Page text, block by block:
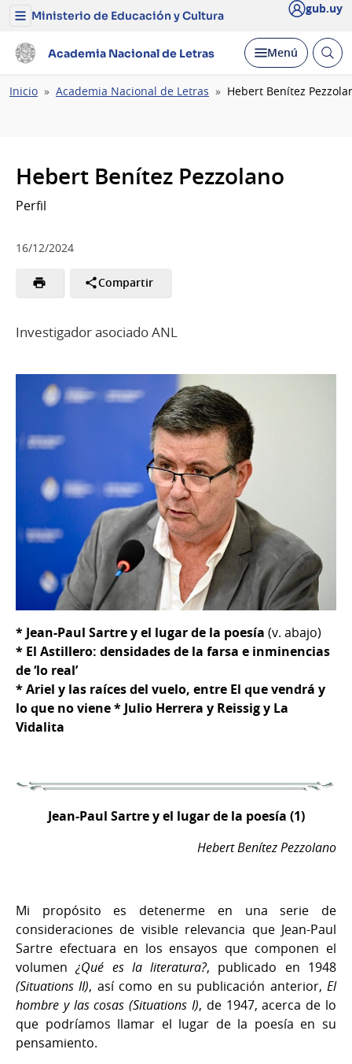
Menú
Ministerio
de
y
Cultura
Ministerio de Educación y Cultura gub.uy
Academia Nacional de Letras Desplegar
Menú Abrir
Ruta
Inicio Academia Nacional de Letras Hebert Benítez
Hebert Benítez Pezzolano
Perfil
16/12/2024
Compartir
Investigador asociado ANL
* Jean-Paul Sartre y el lugar de la poesía (v. abajo)
* El Astillero: densidades de la farsa e inminencias
de ‘lo real’
* Ariel y las raíces del vuelo, entre El que vendrá y
lo que no viene * Julio Herrera y Reissig y La
Vidalita
Jean-Paul Sartre y el lugar de la poesía (1)
Hebert Benítez Pezzolano
Mi propósito es detenerme en una serie de
consideraciones de visible relevancia que Jean-Paul
Sartre efectuara en los ensayos que componen el
volumen¿Qué es la literatura?, publicado en 1948
(Situations II), así como en su publicación anterior, El
hombre y las cosas (Situations I), de 1947, acerca de lo
que podríamos llamar el lugar de la poesía en su
pensamiento.